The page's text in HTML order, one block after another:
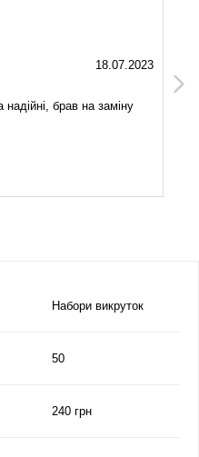
18.07.2023
надійні, брав на заміну
Next
Набори викруток
50
240 грн